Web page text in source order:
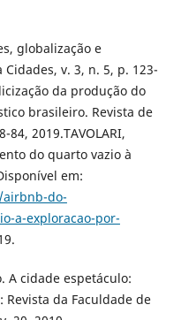
globalização e
v. 3, n. 5, p. 123-
da produção do
brasileiro. Revista de
2019.TAVOLARI,
do quarto vazio à
em:
do-
a-exploracao-por-
A cidade espetáculo:
da Faculdade de